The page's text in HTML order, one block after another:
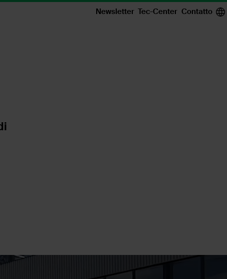
Newsletter Tec-Center Contatto